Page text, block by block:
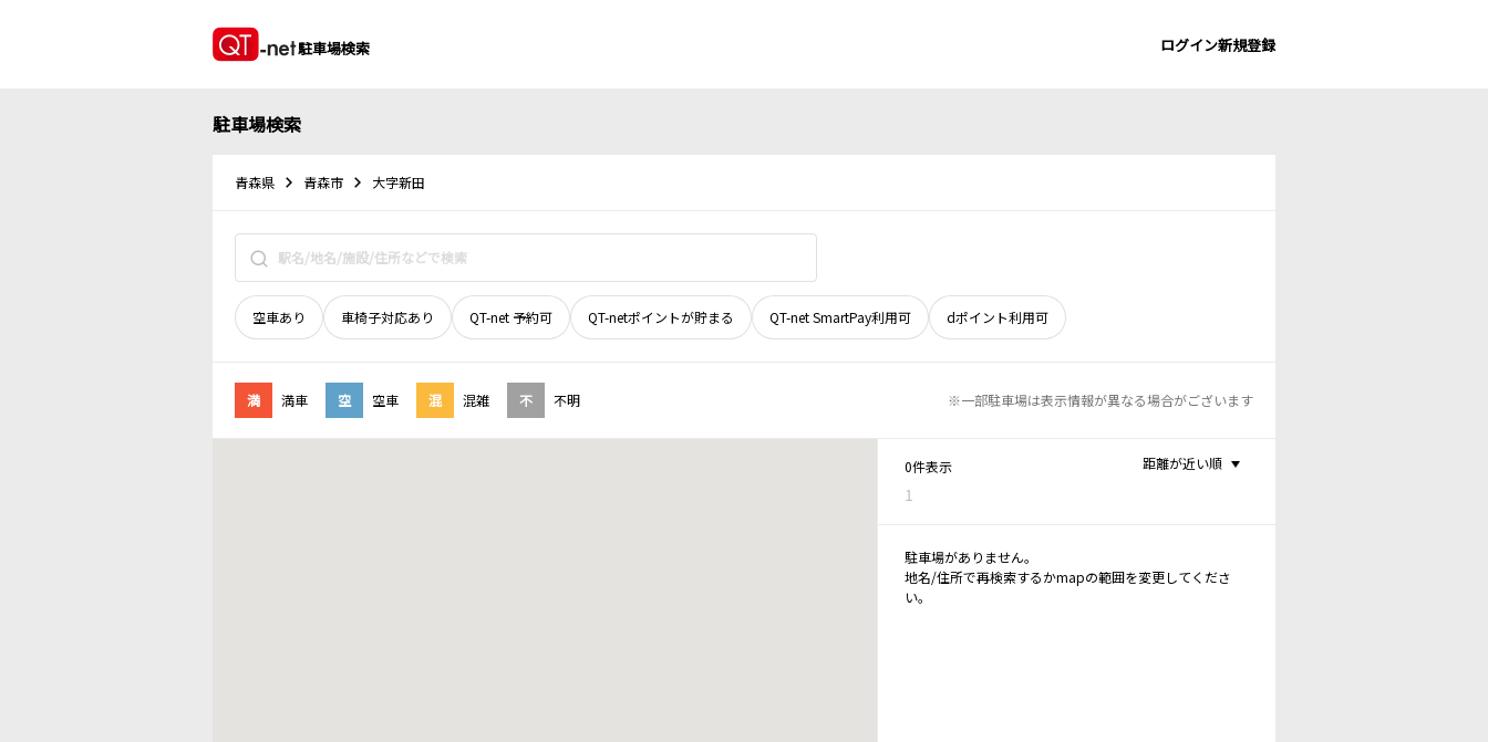
駐車場検索 ログイン新規登録
駐車場検索
青森県 青森市 大字新田
空車あり 車椅子対応あり QT-net 予約可 QT-netポイントが貯まる QT-net SmartPay利用可 dポイント利用可
満 満車 空 空車 混 混雑 不 不明 ※一部駐車場は表示情報が異なる場合がございます
0件表示
1
距離が近い順
駐車場がありません。
地名/住所で再検索するかmapの範囲を変更してくださ
い。